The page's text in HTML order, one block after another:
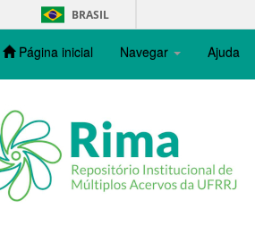
BRASIL
Página inicial Navegar Ajuda